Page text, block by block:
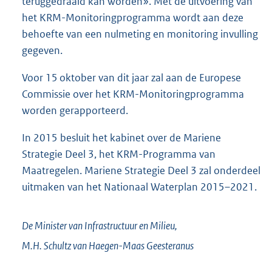
het KRM-Monitoringprogramma wordt aan deze
behoefte van een nulmeting en monitoring invulling
gegeven.
Voor 15 oktober van dit jaar zal aan de Europese
Commissie over het KRM-Monitoringprogramma
worden gerapporteerd.
In 2015 besluit het kabinet over de Mariene
Strategie Deel 3, het KRM-Programma van
Maatregelen. Mariene Strategie Deel 3 zal onderdeel
uitmaken van het Nationaal Waterplan 2015–2021.
De Minister van Infrastructuur en Milieu,
M.H.Schultz van Haegen-Maas Geesteranus